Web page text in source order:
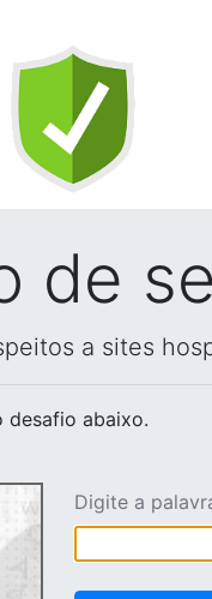
de
a sites
desafio abaixo.
Digite a